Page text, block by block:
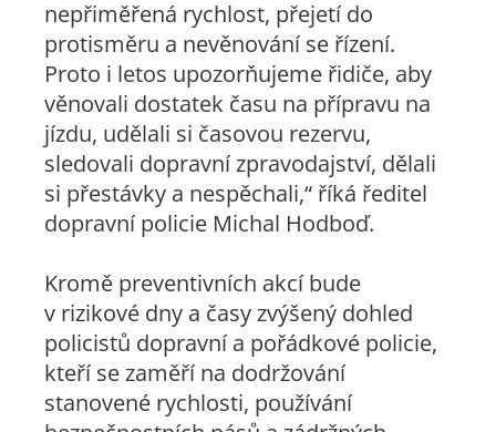
nepřiměřená rychlost, přejetí do
protisměru a nevěnování se řízení.
Proto i letos upozorňujeme řidiče, aby
věnovali dostatek času na přípravu na
jízdu, udělali si časovou rezervu,
sledovali dopravní zpravodajství, dělali
si přestávky a nespěchali,“ říká ředitel
dopravní policie Michal Hodboď.
Kromě preventivních akcí bude
v rizikové dny a časy zvýšený dohled
policistů dopravní a pořádkové policie,
kteří se zaměří na dodržování
stanovené rychlosti, používání